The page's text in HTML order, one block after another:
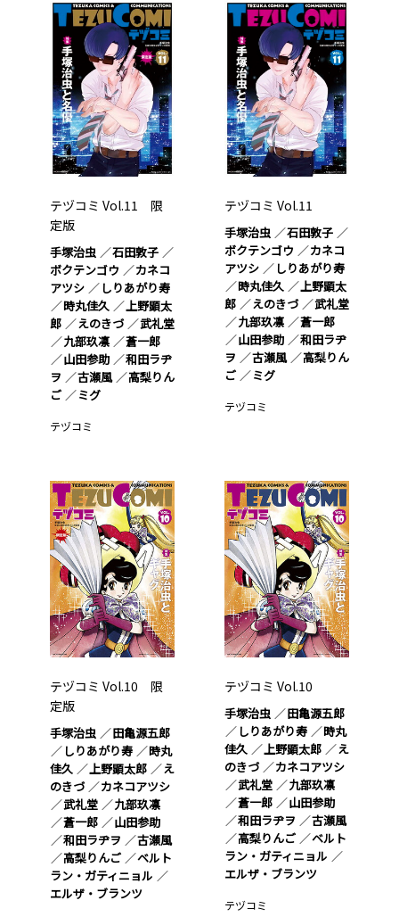
テヅコミ Vol.11 限
定版
手塚治虫
石田敦子
ボクテンゴウ
カネコ
アツシ
しりあがり寿
時丸佳久
上野顕太
郎
えのきづ
武礼堂
九部玖凛
蒼一郎
山田参助
和田ラヂ
ヲ
古瀬風
高梨りん
ご
ミグ
テヅコミ
テヅコミ Vol.11
手塚治虫
石田敦子
ボクテンゴウ
カネコ
アツシ
しりあがり寿
時丸佳久
上野顕太
郎
えのきづ
武礼堂
九部玖凛
蒼一郎
山田参助
和田ラヂ
ヲ
古瀬風
高梨りん
ご
ミグ
テヅコミ
テヅコミ Vol.10 限
定版
手塚治虫
田亀源五郎
しりあがり寿
時丸
佳久
上野顕太郎
え
のきづ
カネコアツシ
武礼堂
九部玖凛
蒼一郎
山田参助
和田ラヂヲ
古瀬風
高梨りんご
ベルト
ラン・ガティニョル
エルザ・ブランツ
テヅコミ Vol.10
手塚治虫
田亀源五郎
しりあがり寿
時丸
佳久
上野顕太郎
え
のきづ
カネコアツシ
武礼堂
九部玖凛
蒼一郎
山田参助
和田ラヂヲ
古瀬風
高梨りんご
ベルト
ラン・ガティニョル
エルザ・ブランツ
テヅコミ